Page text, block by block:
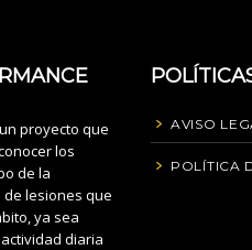
proyecto que
los
de la
lesiones que
ya sea
diaria
AVISO
POLÍTICA